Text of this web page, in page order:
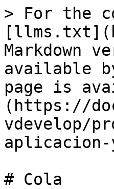
> For the
Markdown
available
page is
(https://
vdevelop/
# Cola